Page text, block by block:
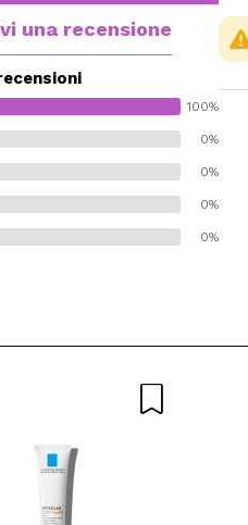
una recensione
100%
0%
0%
0%
0%